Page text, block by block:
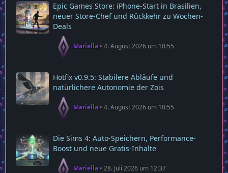
Epic Games Store: iPhone-Start in Brasilien,
neuer Store-Chef und Rückkehr zu Wochen-
Deals
Mariella 4. August 2026 um 10:55
Hotfix v0.9.5: Stabilere Abläufe und
natürlichere Autonomie der Zois
Mariella 4. August 2026 um 10:55
Die Sims 4: Auto-Speichern, Performance-
Boost und neue Gratis-Inhalte
Mariella 28. Juli 2026 um 12:37